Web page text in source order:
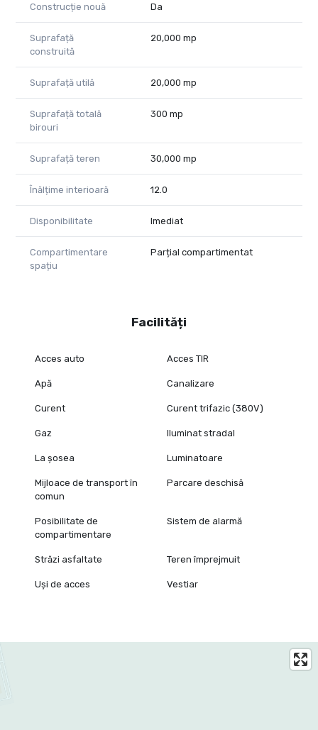
Sună la 0785 997 537
Remus Beiușanu
Consultant imobiliar PropertyLab
remus.beiusanu@propertylab.ro
Cod proprietate 1508967
Construcție nouă Da
Suprafață
construită
20,000 mp
Suprafață utilă 20,000 mp
Suprafață totală
birouri
300 mp
Suprafață teren 30,000 mp
Înălțime interioară 12.0
Disponibilitate Imediat
Compartimentare
spațiu
Parțial compartimentat
Facilități
Acces auto Acces TIR
Apă Canalizare
Curent Curent trifazic (380V)
Gaz Iluminat stradal
La șosea Luminatoare
Mijloace de transport în
comun
Parcare deschisă
Posibilitate de
compartimentare
Sistem de alarmă
Străzi asfaltate Teren împrejmuit
Uși de acces Vestiar